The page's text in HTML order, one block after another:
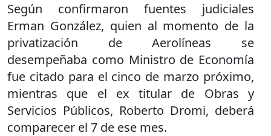
Según confirmaron fuentes judiciales
Erman González, quien al momento de la
privatización de Aerolíneas se
desempeñaba como Ministro de Economía
fue citado para el cinco de marzo próximo,
mientras que el ex titular de Obras y
Servicios Públicos, Roberto Dromi, deberá
comparecer el 7 de ese mes.